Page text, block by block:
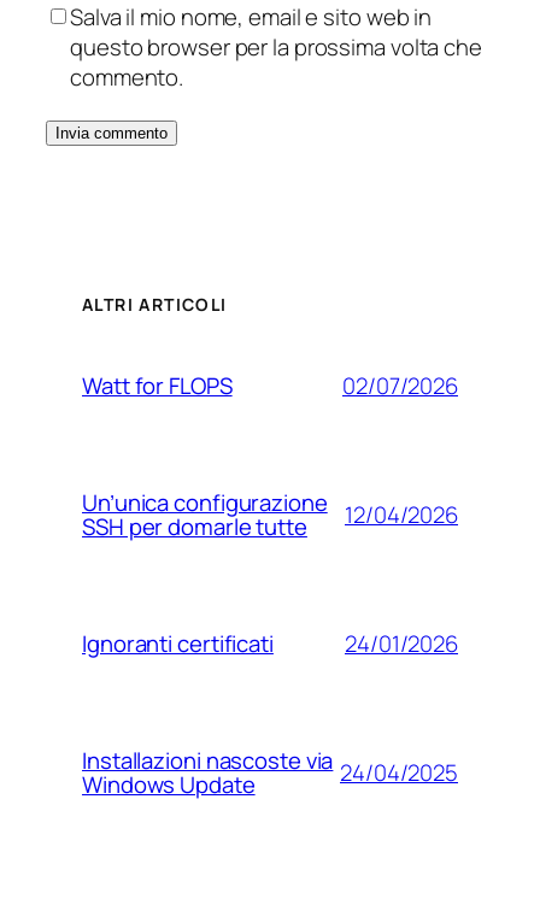
Salva il mio nome, email e sito web in
questo browser per la prossima volta che
commento.
ALTRI ARTICOLI
Watt for FLOPS 02/07/2026
Un’unica configurazione
SSH per domarle tutte 12/04/2026
Ignoranti certificati 24/01/2026
Installazioni nascoste via
Windows Update 24/04/2025